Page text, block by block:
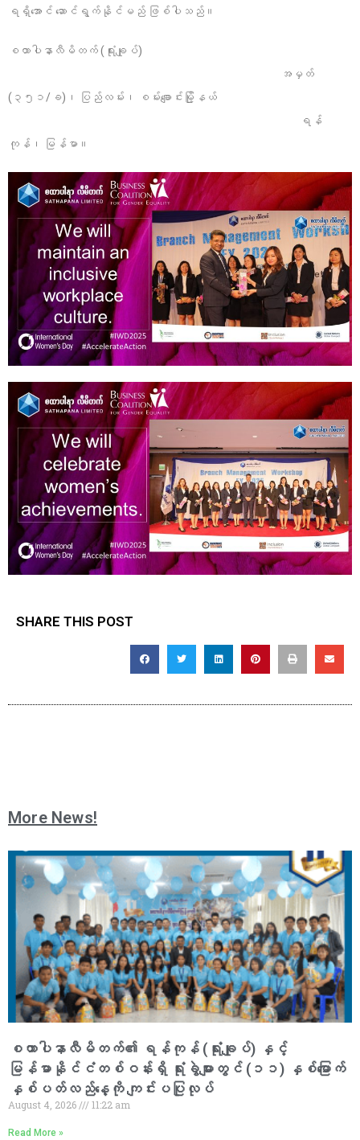
ရရှိအောင် ဆောင်ရွက်နိုင်မည် ဖြစ်ပါသည်။
စထာပါနာလီမိတက် (ရုံးချုပ်)
အမှတ်
(၃၅၁/ခ)၊ ပြည်လမ်း၊ စမ်းချောင်းမြို့နယ်
ရန်
ကုန်၊ မြန်မာ။
SHARE THIS POST
More News!
စထာပါနာလီမိတက်၏ ရန်ကုန် (ရုံးချုပ်) နှင့်
မြန်မာနိုင်ငံတစ်ဝန်းရှိ ရုံးခွဲများတွင် (၁၁) နှစ်မြောက်
နှစ်ပတ်လည်နေ့ကို ကျင်းပပြုလုပ်
August 4, 2026 11:22 am
Read More »